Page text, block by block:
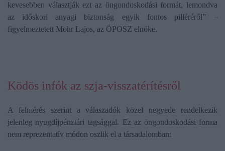
kevesebben választják ezt az öngondoskodási formát, lemondva
az időskori anyagi biztonság egyik fontos pilléréről” –
figyelmeztetett Mohr Lajos, az ÖPOSZ elnöke.
Ködös infók az szja-visszatérítésről
A felmérés szerint a válaszadók közel negyede rendelkezik
jelenleg nyugdíjpénztári tagsággal. Ez az öngondoskodási forma
nem reprezentatív módon oszlik el a társadalomban: